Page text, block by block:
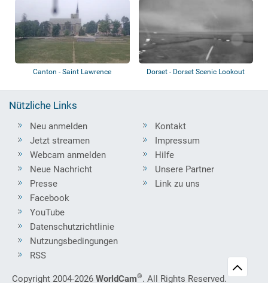
Canton - Saint Lawrence
Dorset - Dorset Scenic Lookout
Nützliche Links
Neu anmelden
Jetzt streamen
Webcam anmelden
Neue Nachricht
Presse
Kontakt
Impressum
Hilfe
Unsere Partner
Link zu uns
Facebook
YouTube
Datenschutzrichtlinie
Nutzungsbedingungen
RSS
Copyright 2004-2026 WorldCam®. All Rights Reserved.